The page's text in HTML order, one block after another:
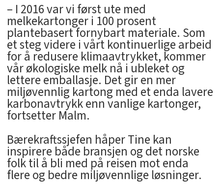
– I 2016 var vi først ute med
melkekartonger i 100 prosent
plantebasert fornybart materiale. Som
et steg videre i vårt kontinuerlige arbeid
for å redusere klimaavtrykket, kommer
vår økologiske melk nå i ubleket og
lettere emballasje. Det gir en mer
miljøvennlig kartong med et enda lavere
karbonavtrykk enn vanlige kartonger,
fortsetter Malm.
Bærekraftssjefen håper Tine kan
inspirere både bransjen og det norske
folk til å bli med på reisen mot enda
flere og bedre miljøvennlige løsninger.